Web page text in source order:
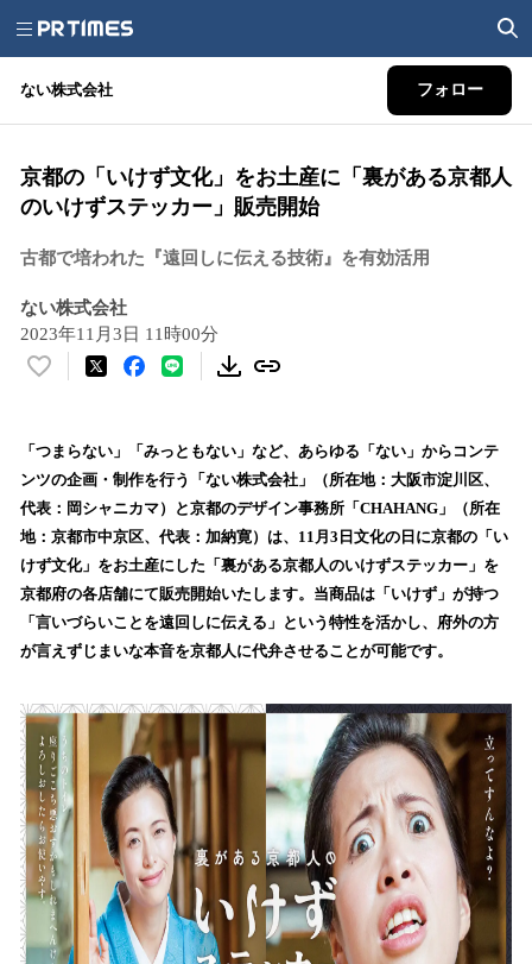
ない株式会社 フォロー
京都の「いけず文化」をお土産に「裏がある京都人
のいけずステッカー」販売開始
古都で培われた『遠回しに伝える技術』を有効活用
ない株式会社
2023年11月3日 11時00分
い
！
数
を
読
み
込
み
中
で
「つまらない」「みっともない」など、あらゆる「ない」からコンテ
ンツの企画・制作を行う「ない株式会社」（所在地：大阪市淀川区、
代表：岡シャニカマ）と京都のデザイン事務所「CHAHANG」（所在
地：京都市中京区、代表：加納寛）は、11月3日文化の日に京都の「い
けず文化」をお土産にした「裏がある京都人のいけずステッカー」を
京都府の各店舗にて販売開始いたします。当商品は「いけず」が持つ
「言いづらいことを遠回しに伝える」という特性を活かし、府外の方
が言えずじまいな本音を京都人に代弁させることが可能です。